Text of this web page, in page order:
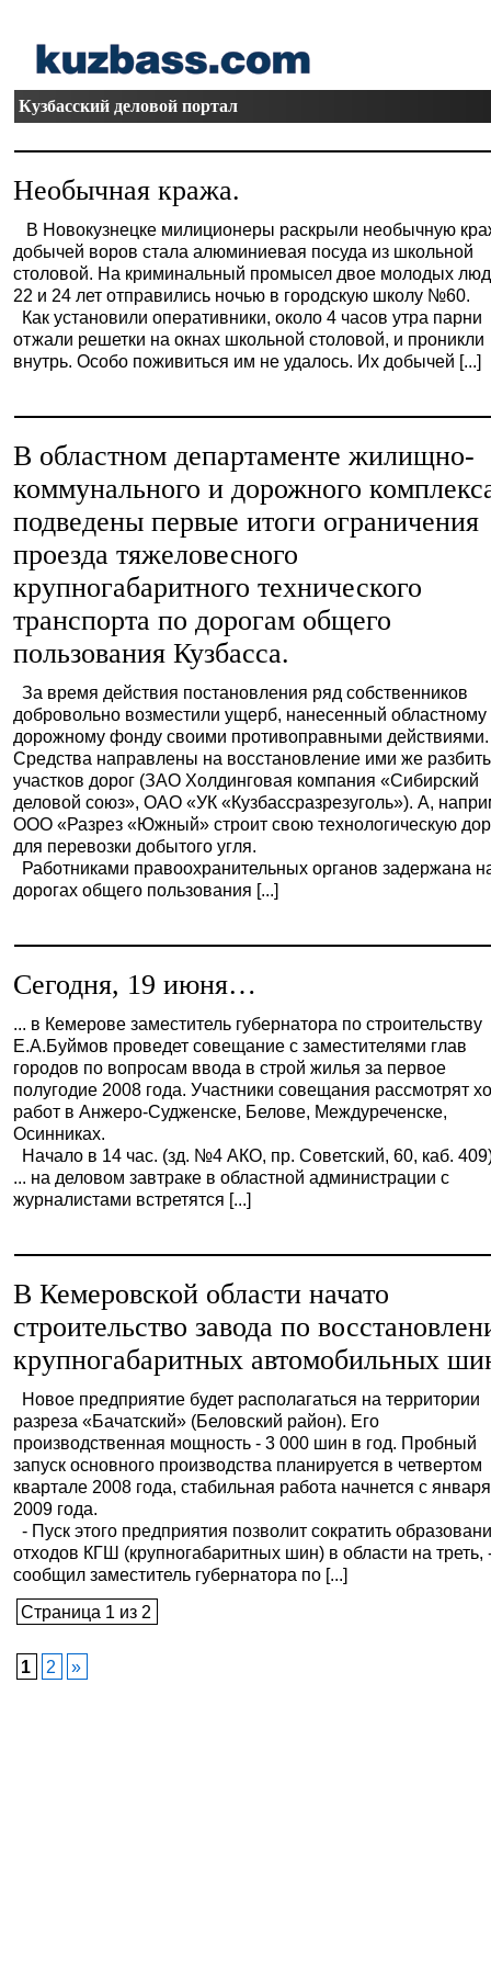
Кузбасский деловой портал
Необычная кража.
В Новокузнецке милиционеры раскрыли необычную
добычей воров стала алюминиевая посуда из школьной
столовой. На криминальный промысел двое молодых
22 и 24 лет отправились ночью в городскую школу №60.
Как установили оперативники, около 4 часов утра парни
отжали решетки на окнах школьной столовой, и проникли
внутрь. Особо поживиться им не удалось. Их добычей [...]
В областном департаменте жилищно-
коммунального и дорожного
подведены первые итоги ограничения
проезда тяжеловесного
крупногабаритного технического
транспорта по дорогам общего
пользования Кузбасса.
За время действия постановления ряд собственников
добровольно возместили ущерб, нанесенный областному
дорожному фонду своими противоправными действиями.
Средства направлены на восстановление ими же
участков дорог (ЗАО Холдинговая компания «Сибирский
деловой союз», ОАО «УК «Кузбассразрезуголь»). А,
ООО «Разрез «Южный» строит свою технологическую
для перевозки добытого угля.
Работниками правоохранительных органов задержана
дорогах общего пользования [...]
Сегодня, 19 июня…
... в Кемерове заместитель губернатора по строительству
Е.А.Буймов проведет совещание с заместителями глав
городов по вопросам ввода в строй жилья за первое
полугодие 2008 года. Участники совещания рассмотрят
работ в Анжеро-Судженске, Белове, Междуреченске,
Осинниках.
Начало в 14 час. (зд. №4 АКО, пр. Советский, 60, каб.
... на деловом завтраке в областной администрации с
журналистами встретятся [...]
В Кемеровской области начато
строительство завода по
крупногабаритных автомобильных
Новое предприятие будет располагаться на территории
разреза «Бачатский» (Беловский район). Его
производственная мощность - 3 000 шин в год. Пробный
запуск основного производства планируется в четвертом
квартале 2008 года, стабильная работа начнется с января
2009 года.
- Пуск этого предприятия позволит сократить
отходов КГШ (крупногабаритных шин) в области на треть,
сообщил заместитель губернатора по [...]
Страница 1 из 2
1 2 »